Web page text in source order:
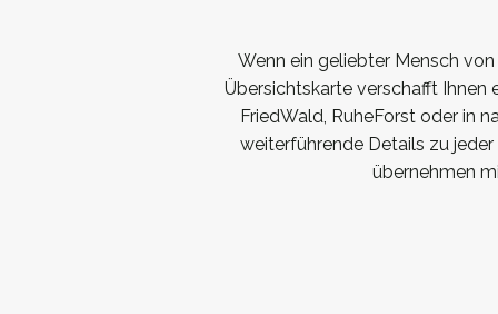
Wenn ein geliebter Mensch
Übersichtskarte verschafft Ihnen
FriedWald, RuheForst oder in
weiterführende Details zu
übernehmen